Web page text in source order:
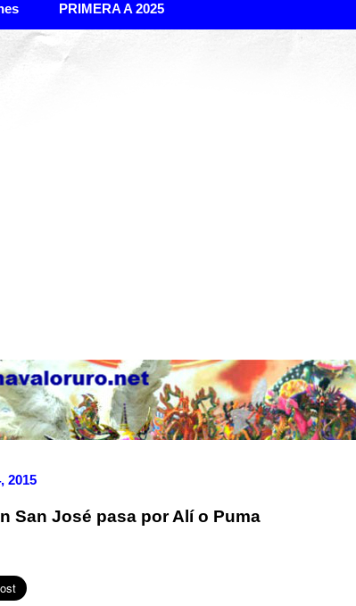
PRIMERA A 2025
2015
San José pasa por Alí o Puma